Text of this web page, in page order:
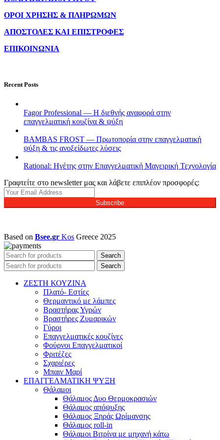
ΟΡΟΙ ΧΡΗΣΗΣ & ΠΛΗΡΩΜΩΝ
ΑΠΟΣΤΟΛΕΣ ΚΑΙ ΕΠΙΣΤΡΟΦΕΣ
ΕΠΙΚΟΙΝΩΝΙΑ
Recent Posts
Fagor Professional — Η διεθνής αναφορά στην
επαγγελματική κουζίνα & ψύξη
BAMBAS FROST — Πρωτοπορία στην επαγγελματική
ψύξη & τις ανοξείδωτες λύσεις
Rational: Ηγέτης στην Επαγγελματική Μαγειρική Τεχνολογία
Γραφτείτε στο newsletter μας και λάβετε επιπλέον προσφορές:
Subscribe
Based on Bsee.gr Kos Greece 2025
Search
Search
ΖΕΣΤΗ ΚΟΥΖΙΝΑ
Πλατό- Εστίες
Θερμαντικό με λάμπες
Βραστήρας Υγρών
Βραστήρες Ζυμαρικών
Γύροι
Επαγγελματικές κουζίνες
Φούρνοι Επαγγελματικοί
Φριτέζες
Σχαριέρες
Μπαιν Μαρί
ΕΠΑΓΓΕΛΜΑΤΙΚΗ ΨΥΞΗ
Θάλαμοι
Θάλαμος Δυο Θερμοκρασιών
Θάλαμος απόψυξης
Θάλαμος Ξηράς Ωρίμανσης
Θάλαμος roll-in
Θάλαμοι Βιτρίνα με μηχανή κάτω